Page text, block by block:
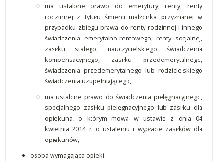
ma ustalone prawo do emerytury, renty, renty
rodzinnej z tytułu śmierci małżonka przyznanej w
przypadku zbiegu prawa do renty rodzinnej i innego
świadczenia emerytalno-rentowego, renty socjalnej,
zasiłku stałego, nauczycielskiego świadczenia
kompensacyjnego, zasiłku przedemerytalnego,
świadczenia przedemerytalnego lub rodzicielskiego
świadczenia uzupełniającego,
ma ustalone prawo do świadczenia pielęgnacyjnego,
specjalnego zasiłku pielęgnacyjnego lub zasiłku dla
opiekuna, o którym mowa w ustawie z dnia 04
kwietnia 2014 r. o ustaleniu i wypłacie zasiłków dla
opiekunów,
osoba wymagająca opieki: